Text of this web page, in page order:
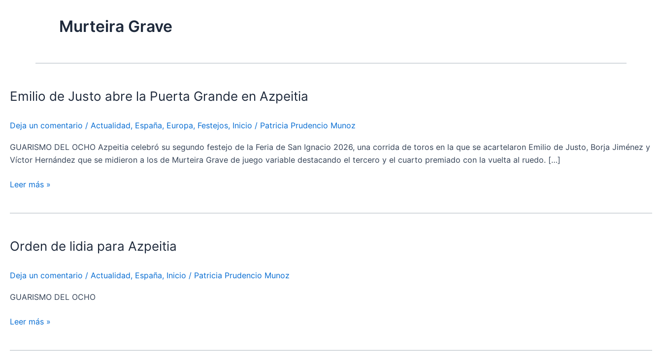
Murteira Grave
Emilio de Justo abre la Puerta Grande en Azpeitia
Deja un comentario / Actualidad, España, Europa, Festejos, Inicio / Patricia Prudencio Munoz
GUARISMO DEL OCHO Azpeitia celebró su segundo festejo de la Feria de San Ignacio 2026, una corrida de toros en la que se acartelaron Emilio de Justo, Borja Jiménez y
Víctor Hernández que se midieron a los de Murteira Grave de juego variable destacando el tercero y el cuarto premiado con la vuelta al ruedo. […]
Justo
la
Puerta
Grande
en
Leer más »
Orden de lidia para Azpeitia
Deja un comentario / Actualidad, España, Inicio / Patricia Prudencio Munoz
GUARISMO DEL OCHO
lidia
Azpeitia
Leer más »